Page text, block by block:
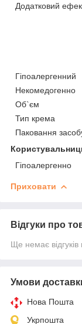
Додатковий
Гіпоалергенний
Некомедогенно
Об`єм
Тип крема
Паковання
Гіпоалергенно
Приховати
Відгуки про
Ще немає
Умови
Нова Пошта
Укрпошта